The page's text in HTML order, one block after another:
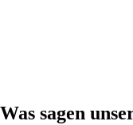
Was sagen